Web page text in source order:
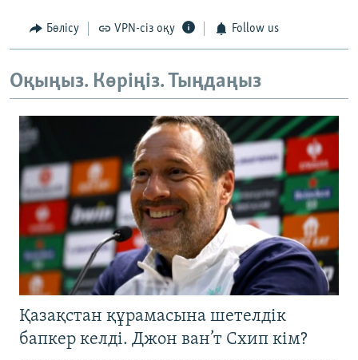
Бөлісу VPN-сіз оқу Follow us
Оқыңыз. Көріңіз. Тыңдаңыз
Қазақстан құрамасына шетелдік
бапкер келді. Джон ван’т Схип кім?